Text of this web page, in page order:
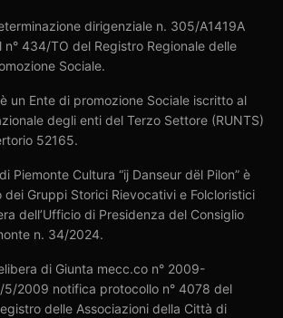
dirigenziale n. 305/A1419A
434/TO del Registro Regionale delle
Sociale.
un Ente di promozione Sociale iscritto al
degli enti del Terzo Settore (RUNTS)
52165.
Piemonte Cultura “ij Danseur dël Pilon” è
dei Gruppi Storici Rievocativi e Folcloristici
dell’Ufficio di Presidenza del Consiglio
n. 34/2024.
di Giunta mecc.co n° 2009-
5/2009 notifica protocollo n° 4078 del
delle Associazioni della Città di